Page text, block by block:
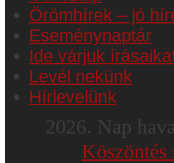
Örömhírek – jó
Eseménynaptár
Ide várjuk
Levél nekünk
Hírlevelünk
2026. Nap hava
Köszöntés